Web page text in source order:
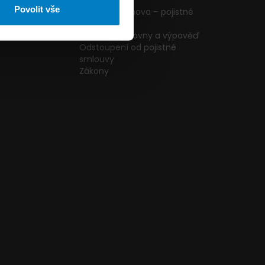
Povolit vše
Pojištění domova – pojistné
podmínky
Změna pojišťovny a výpověď
Odstoupení od pojistné
smlouvy
Zákony